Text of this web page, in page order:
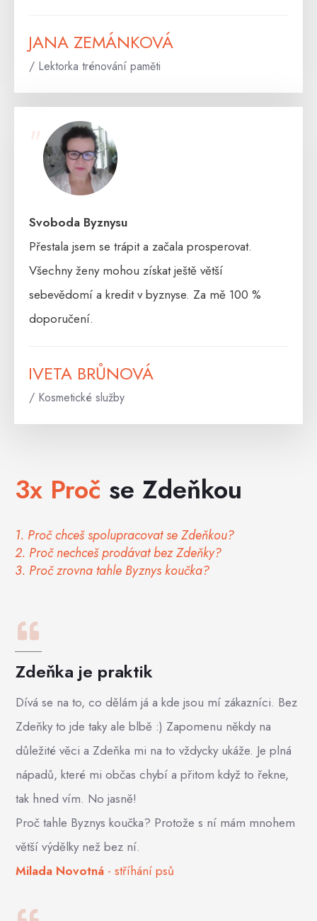
JANA ZEMÁNKOVÁ
/ Lektorka trénování paměti
"
Svoboda Byznysu
Přestala jsem se trápit a začala prosperovat.
Všechny ženy mohou získat ještě větší
sebevědomí a kredit v byznyse. Za mě 100 %
doporučení.
IVETA BRŮNOVÁ
/ Kosmetické služby
3x Proč se Zdeňkou
1. Proč chceš spolupracovat se Zdeňkou?
2. Proč nechceš prodávat bez Zdeňky?
3. Proč zrovna tahle Byznys koučka?
Zdeňka je praktik
Dívá se na to, co dělám já a kde jsou mí zákazníci. Bez
Zdeňky to jde taky ale blbě :) Zapomenu někdy na
důležité věci a Zdeňka mi na to vždycky ukáže. Je plná
nápadů, které mi občas chybí a přitom když to řekne,
tak hned vím. No jasně!
Proč tahle Byznys koučka? Protože s ní mám mnohem
větší výdělky než bez ní.
Milada Novotná - stříhání psů